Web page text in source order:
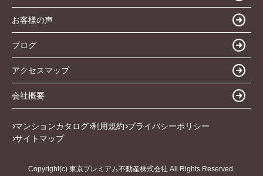
お客様の声
ブログ
アクセスマップ
会社概要
マンションカタログ 利用規約 プライバシーポリシー
サイトマップ
Copyright(c) 東京プレミアム不動産株式会社 All Rights Reserved.